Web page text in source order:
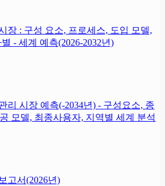
장 : 구성 요소, 프로세스, 도입 모델,
- 세계 예측(2026-2032년)
리 시장 예측(-2034년) - 구성요소, 종
모델, 최종사용자, 지역별 세계 분석
고서(2026년)